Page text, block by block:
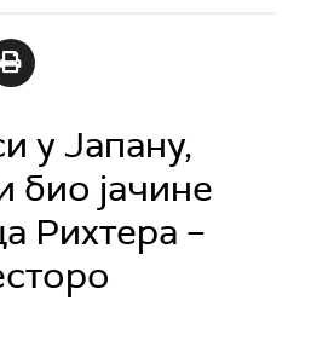
у Јапану,
био јачине
Рихтера –